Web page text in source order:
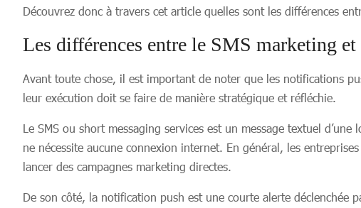
Découvrez donc à travers cet article quelles sont les différences
Les différences entre le SMS marketing
Avant toute chose, il est important de noter que les notifications
leur exécution doit se faire de manière stratégique et réfléchie.
Le SMS ou short messaging services est un message textuel
ne nécessite aucune connexion internet. En général, les
lancer des campagnes marketing directes.
De son côté, la notification push est une courte alerte déclenchée